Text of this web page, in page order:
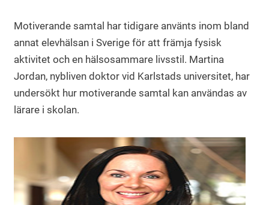
Motiverande samtal har tidigare använts inom bland
annat elevhälsan i Sverige för att främja fysisk
aktivitet och en hälsosammare livsstil. Martina
Jordan, nybliven doktor vid Karlstads universitet, har
undersökt hur motiverande samtal kan användas av
lärare i skolan.